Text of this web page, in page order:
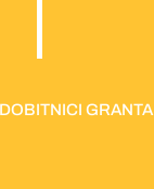
GRANTA